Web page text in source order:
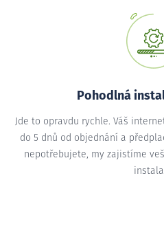
Pohodlná
Jde to opravdu rychle. Váš
do 5 dnů od objednání a
nepotřebujete, my zajistíme